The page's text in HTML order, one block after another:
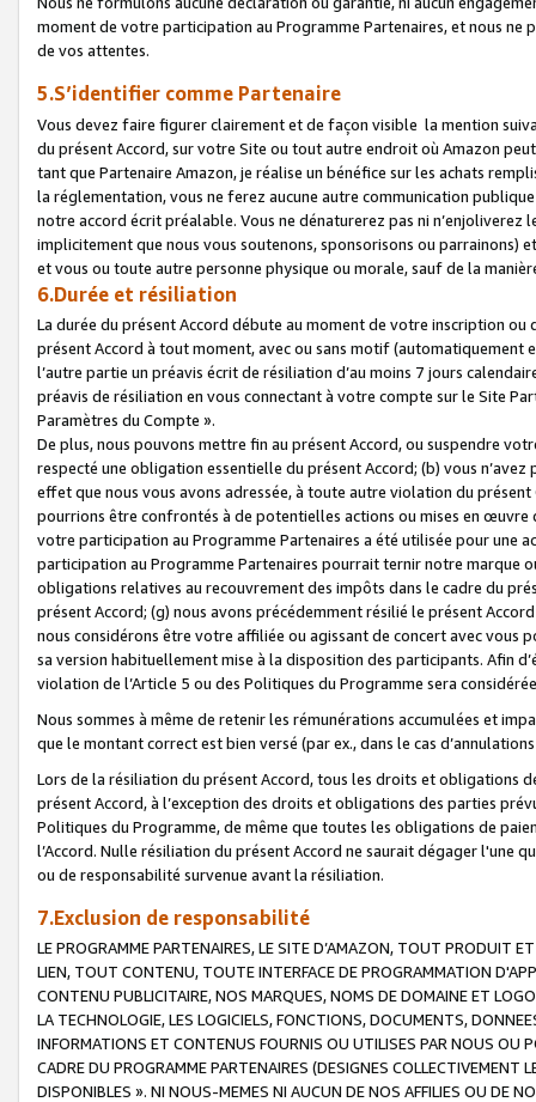
moment de votre participation au Programme Partenaires, et nous
de vos attentes.
5.S’identifier comme Partenaire
Vous devez faire figurer clairement et de façon visible la mention
du présent Accord, sur votre Site ou tout autre endroit où Amazon
tant que Partenaire Amazon, je réalise un bénéfice sur les achats
la réglementation, vous ne ferez aucune autre communication
notre accord écrit préalable. Vous ne dénaturerez pas ni
implicitement que nous vous soutenons, sponsorisons ou parrainons)
et vous ou toute autre personne physique ou morale, sauf de la
6.Durée et résiliation
La durée du présent Accord débute au moment de votre inscription
présent Accord à tout moment, avec ou sans motif (automatiquement
l’autre partie un préavis écrit de résiliation d’au moins 7 jours
préavis de résiliation en vous connectant à votre compte sur le Site
Paramètres du Compte ».
De plus, nous pouvons mettre fin au présent Accord, ou suspendre
respecté une obligation essentielle du présent Accord; (b) vous
effet que nous vous avons adressée, à toute autre violation du
pourrions être confrontés à de potentielles actions ou mises en
votre participation au Programme Partenaires a été utilisée pour une
participation au Programme Partenaires pourrait ternir notre marque
obligations relatives au recouvrement des impôts dans le cadre du
présent Accord; (g) nous avons précédemment résilié le présent
nous considérons être votre affiliée ou agissant de concert avec vous
sa version habituellement mise à la disposition des participants. Afin
violation de l’Article 5 ou des Politiques du Programme sera
Nous sommes à même de retenir les rémunérations accumulées et
que le montant correct est bien versé (par ex., dans le cas
Lors de la résiliation du présent Accord, tous les droits et obligations
présent Accord, à l’exception des droits et obligations des parties
Politiques du Programme, de même que toutes les obligations de
l’Accord. Nulle résiliation du présent Accord ne saurait dégager l'une
ou de responsabilité survenue avant la résiliation.
7.Exclusion de responsabilité
LE PROGRAMME PARTENAIRES, LE SITE D’AMAZON, TOUT PRODUIT
LIEN, TOUT CONTENU, TOUTE INTERFACE DE PROGRAMMATION
CONTENU PUBLICITAIRE, NOS MARQUES, NOMS DE DOMAINE ET
LA TECHNOLOGIE, LES LOGICIELS, FONCTIONS, DOCUMENTS,
INFORMATIONS ET CONTENUS FOURNIS OU UTILISES PAR NOUS OU
CADRE DU PROGRAMME PARTENAIRES (DESIGNES COLLECTIVEMENT
DISPONIBLES ». NI NOUS-MEMES NI AUCUN DE NOS AFFILIES OU DE